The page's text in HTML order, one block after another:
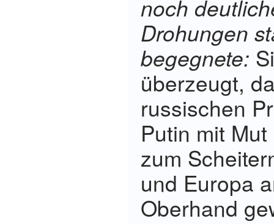
noch
Drohungen
begegnete:
überzeugt,
russischen
Putin mit
zum
und Europa
Oberhand